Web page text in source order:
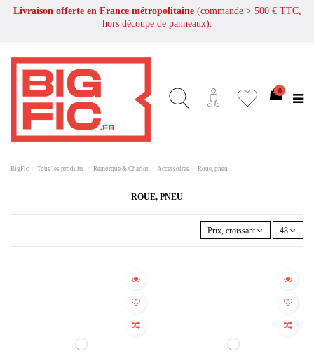
Livraison offerte en France métropolitaine (commande > 500 € TTC,
hors découpe de panneaux).
0
BigFic Tous les produits Remorque & Chariot Accessoires Roue, pneu
ROUE, PNEU
Prix, croissant 48